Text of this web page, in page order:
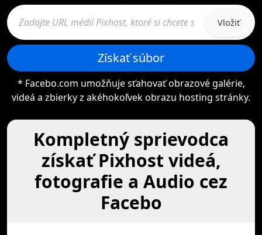
Vložiť
Získať súbor
* Facebo.com umožňuje sťahovať obrazové galérie,
videá a zbierky z akéhokoľvek obrazu hosting stránky.
Kompletný sprievodca
získať Pixhost videá,
fotografie a Audio cez
Facebo